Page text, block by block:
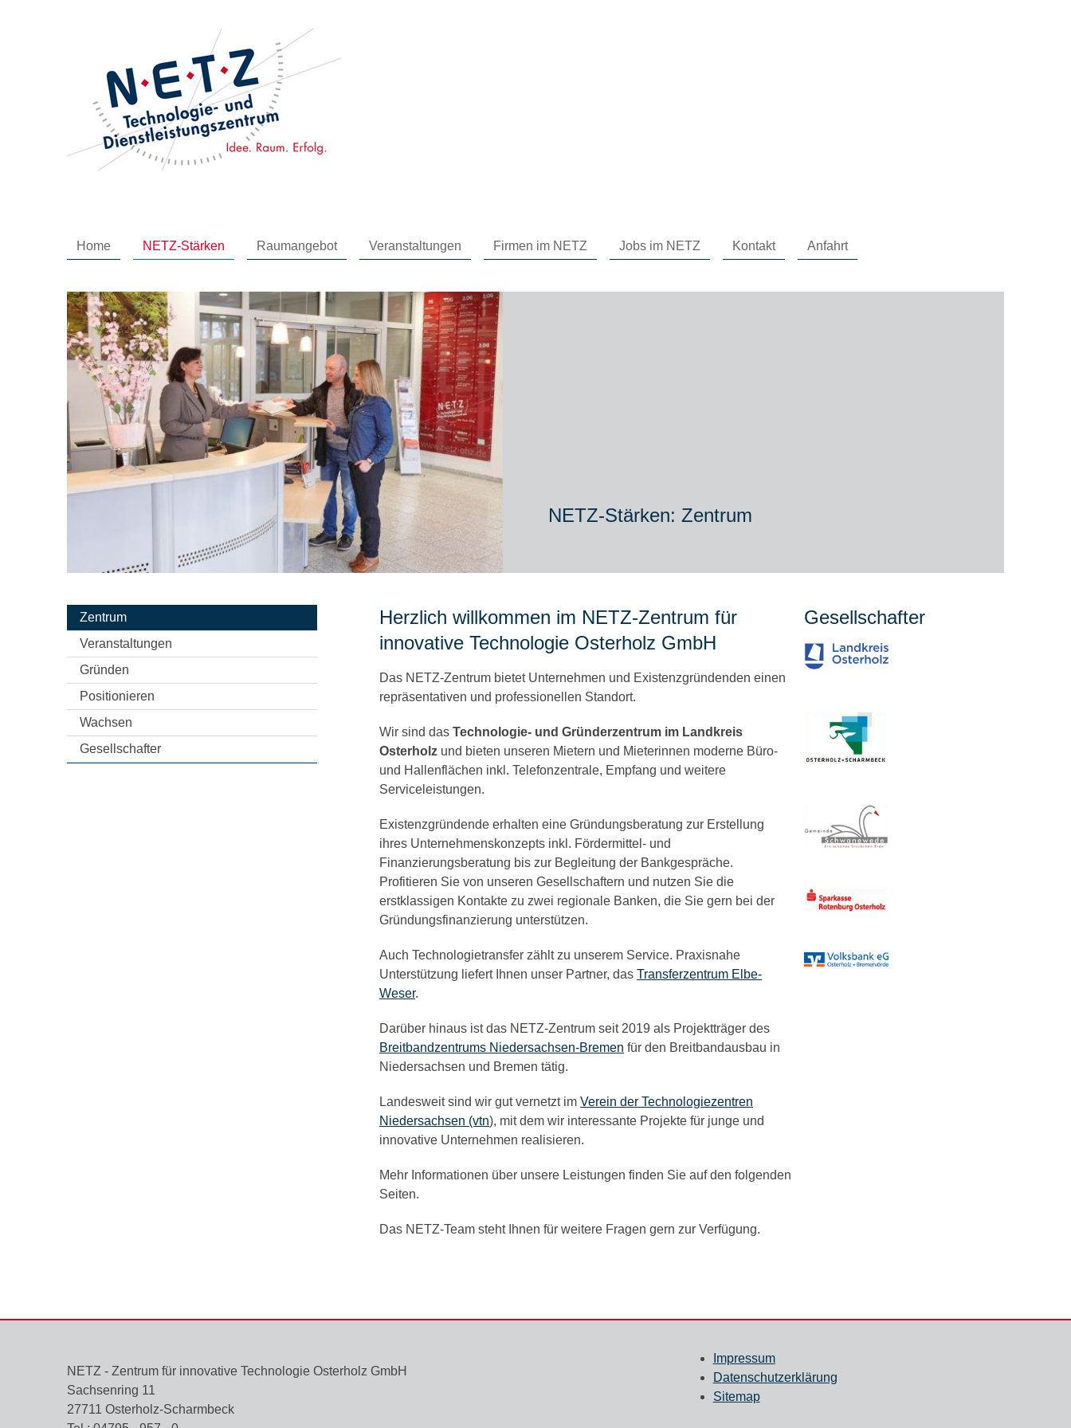
Home NETZ-Stärken Raumangebot Veranstaltungen Firmen im NETZ Jobs im NETZ Kontakt Anfahrt
NETZ-Stärken: Zentrum
Herzlich willkommen im NETZ-Zentrum für
innovative Technologie Osterholz GmbH
Das NETZ-Zentrum bietet Unternehmen und Existenzgründenden einen
repräsentativen und professionellen Standort.
Wir sind das Technologie- und Gründerzentrum im Landkreis
Osterholz und bieten unseren Mietern und Mieterinnen moderne Büro-
und Hallenflächen inkl. Telefonzentrale, Empfang und weitere
Serviceleistungen.
Existenzgründende erhalten eine Gründungsberatung zur Erstellung
ihres Unternehmenskonzepts inkl. Fördermittel- und
Finanzierungsberatung bis zur Begleitung der Bankgespräche.
Profitieren Sie von unseren Gesellschaftern und nutzen Sie die
erstklassigen Kontakte zu zwei regionale Banken, die Sie gern bei der
Gründungsfinanzierung unterstützen.
Auch Technologietransfer zählt zu unserem Service. Praxisnahe
Unterstützung liefert Ihnen unser Partner, das Transferzentrum Elbe-
Weser.
Darüber hinaus ist das NETZ-Zentrum seit 2019 als Projektträger des
Breitbandzentrums Niedersachsen-Bremen für den Breitbandausbau in
Niedersachsen und Bremen tätig.
Landesweit sind wir gut vernetzt im Verein der Technologiezentren
Niedersachsen (vtn), mit dem wir interessante Projekte für junge und
innovative Unternehmen realisieren.
Mehr Informationen über unsere Leistungen finden Sie auf den folgenden
Seiten.
Das NETZ-Team steht Ihnen für weitere Fragen gern zur Verfügung.
Gesellschafter
Zentrum
Veranstaltungen
Gründen
Positionieren
Wachsen
Gesellschafter
NETZ - Zentrum für innovative Technologie Osterholz GmbH
Sachsenring 11
27711 Osterholz-Scharmbeck
Impressum
Datenschutzerklärung
Sitemap